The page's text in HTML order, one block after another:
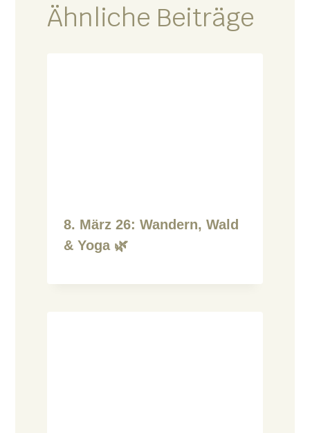
Ähnliche Beiträge
8. März 26: Wandern, Wald
& Yoga 🌿